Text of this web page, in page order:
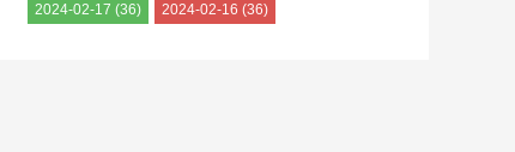
2024-02-17 (36) 2024-02-16 (36)